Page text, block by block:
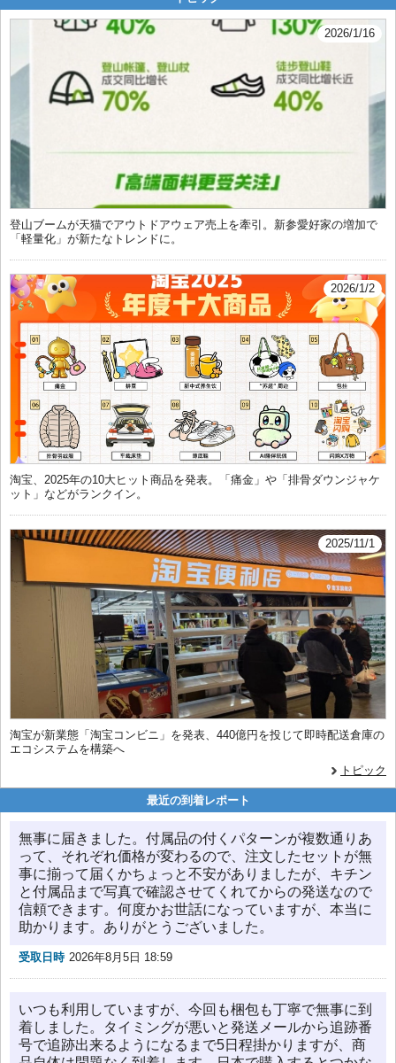
2026/1/16
登山ブームが天猫でアウトドアウェア売上を牽引。新参愛好家の増加で
「軽量化」が新たなトレンドに。
2026/1/2
淘宝、2025年の10大ヒット商品を発表。「痛金」や「排骨ダウンジャケ
ット」などがランクイン。
2025/11/1
淘宝が新業態「淘宝コンビニ」を発表、440億円を投じて即時配送倉庫の
エコシステムを構築へ
トピック
最近の到着レポート
無事に届きました。付属品の付くパターンが複数通りあ
って、それぞれ価格が変わるので、注文したセットが無
事に揃って届くかちょっと不安がありましたが、キチン
と付属品まで写真で確認させてくれてからの発送なので
信頼できます。何度かお世話になっていますが、本当に
助かります。ありがとうございました。
受取日時 2026年8月5日 18:59
いつも利用していますが、今回も梱包も丁寧で無事に到
着しました。タイミングが悪いと発送メールから追跡番
号で追跡出来るようになるまで5日程掛かりますが、商